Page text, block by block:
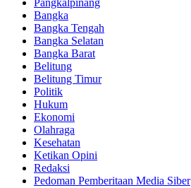
Pangkalpinang
Bangka
Bangka Tengah
Bangka Selatan
Bangka Barat
Belitung
Belitung Timur
Politik
Hukum
Ekonomi
Olahraga
Kesehatan
Ketikan Opini
Redaksi
Pedoman Pemberitaan Media Siber